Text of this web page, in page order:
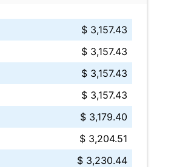
$ 3,157.43
$ 3,157.43
$ 3,157.43
$ 3,157.43
$ 3,179.40
$ 3,204.51
$ 3,230.44